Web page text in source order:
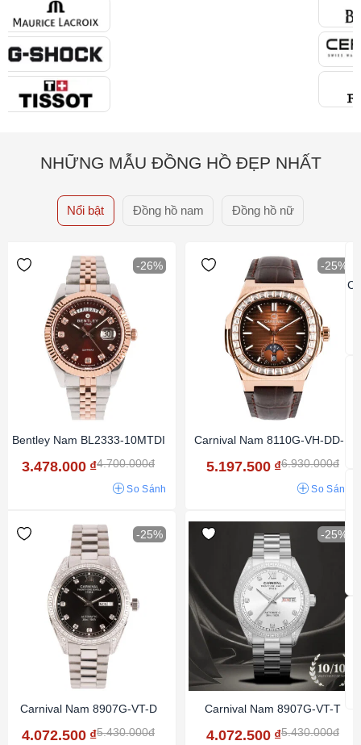
NHỮNG MẪU ĐỒNG HỒ ĐẸP NHẤT
Nổi bật Đồng hồ nam Đồng hồ nữ
-26%
Bentley Nam BL2333-10MTDI
3.478.000 ₫4.700.000đ
So Sánh
-25%
Carnival Nam 8110G-VH-DD-N
5.197.500 ₫6.930.000đ
So Sánh
-25%
Carnival Nam 8907G-VT-D
4.072.500 ₫5.430.000đ
-25%
Carnival Nam 8907G-VT-T
4.072.500 ₫5.430.000đ